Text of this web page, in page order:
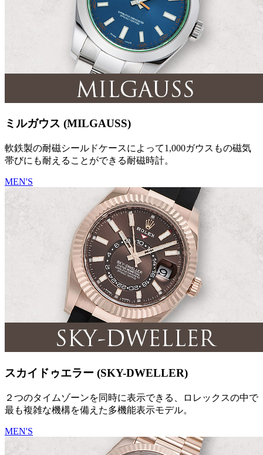
ミルガウス (MILGAUSS)
軟鉄製の耐磁シールドケースによって1,000ガウスもの磁気
帯びにも耐えることができる耐磁時計。
MEN'S
スカイドゥエラー (SKY-DWELLER)
２つのタイムゾーンを同時に表示できる、ロレックスの中で
最も複雑な機構を備えた多機能表示モデル。
MEN'S